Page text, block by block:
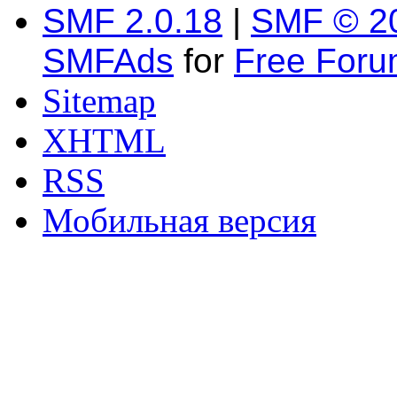
SMF 2.0.18 | SMF ©
SMFAds for Free
Sitemap
XHTML
RSS
Мобильная версия